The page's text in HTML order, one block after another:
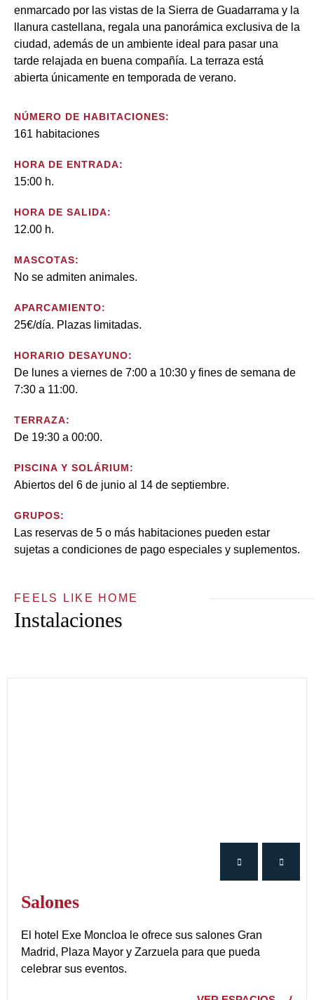
enmarcado por las vistas de la Sierra de Guadarrama y la
llanura castellana, regala una panorámica exclusiva de la
ciudad, además de un ambiente ideal para pasar una
tarde relajada en buena compañía. La terraza está
abierta únicamente en temporada de verano.
NÚMERO DE HABITACIONES:
161 habitaciones
HORA DE ENTRADA:
15:00 h.
HORA DE SALIDA:
12.00 h.
MASCOTAS:
No se admiten animales.
APARCAMIENTO:
25€/día. Plazas limitadas.
HORARIO DESAYUNO:
De lunes a viernes de 7:00 a 10:30 y fines de semana de
7:30 a 11:00.
TERRAZA:
De 19:30 a 00:00.
PISCINA Y SOLÁRIUM:
Abiertos del 6 de junio al 14 de septiembre.
GRUPOS:
Las reservas de 5 o más habitaciones pueden estar
sujetas a condiciones de pago especiales y suplementos.
FEELS LIKE HOME
Instalaciones
Salones
El hotel Exe Moncloa le ofrece sus salones Gran
Madrid, Plaza Mayor y Zarzuela para que pueda
celebrar sus eventos.